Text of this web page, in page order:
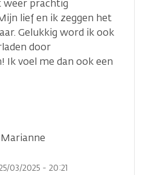
weer prachtig
lief en ik zeggen het
Gelukkig word ik ook
door
Ik voel me dan ook een
03/2025 - 20:21